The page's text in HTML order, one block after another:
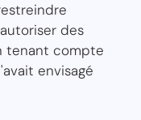
des
tenant compte
envisagé